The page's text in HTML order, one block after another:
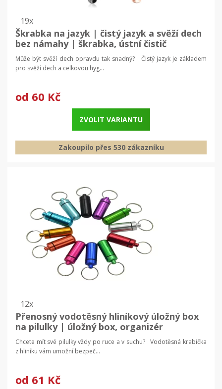
19x
Škrabka na jazyk | čistý jazyk a svěží dech
bez námahy | škrabka, ústní čistič
Může být svěží dech opravdu tak snadný? Čistý jazyk je základem
pro svěží dech a celkovou hyg...
od 60 Kč
ZVOLIT VARIANTU
Zakoupilo přes 530 zákazníku
12x
Přenosný vodotěsný hliníkový úložný box
na pilulky | úložný box, organizér
Chcete mít své pilulky vždy po ruce a v suchu? Vodotěsná krabička
z hliníku vám umožní bezpeč...
od 61 Kč